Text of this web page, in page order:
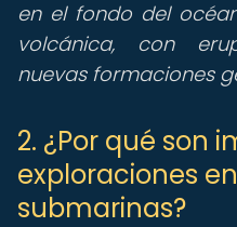
en el fondo del
volcánica, con
nuevas formaciones
2. ¿Por qué son
exploraciones
submarinas?